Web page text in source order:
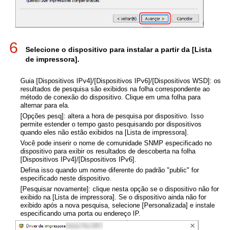
6
Selecione o dispositivo para instalar a partir da [Lista
de impressora].
Guia [Dispositivos IPv4]/[Dispositivos IPv6]/[Dispositivos WSD]: os
resultados de pesquisa são exibidos na folha correspondente ao
método de conexão do dispositivo. Clique em uma folha para
alternar para ela.
[Opções pesq]: altera a hora de pesquisa por dispositivo. Isso
permite estender o tempo gasto pesquisando por dispositivos
quando eles não estão exibidos na [Lista de impressora].
Você pode inserir o nome de comunidade SNMP especificado no
dispositivo para exibir os resultados de descoberta na folha
[Dispositivos IPv4]/[Dispositivos IPv6].
Defina isso quando um nome diferente do padrão "public" for
especificado neste dispositivo.
[Pesquisar novamente]: clique nesta opção se o dispositivo não for
exibido na [Lista de impressora]. Se o dispositivo ainda não for
exibido após a nova pesquisa, selecione [Personalizada] e instale
especificando uma porta ou endereço IP.